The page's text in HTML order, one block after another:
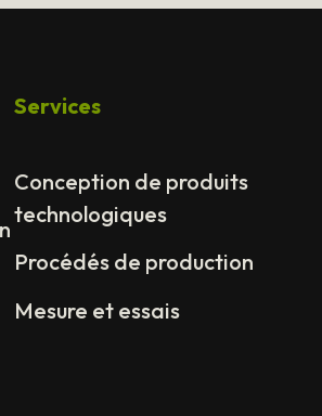
Services
Conception de produits
technologiques
Procédés de production
Mesure et essais